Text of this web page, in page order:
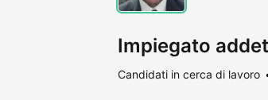
Impiegato
Candidati in cerca di lavoro